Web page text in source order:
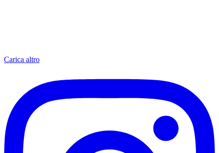
Carica altro